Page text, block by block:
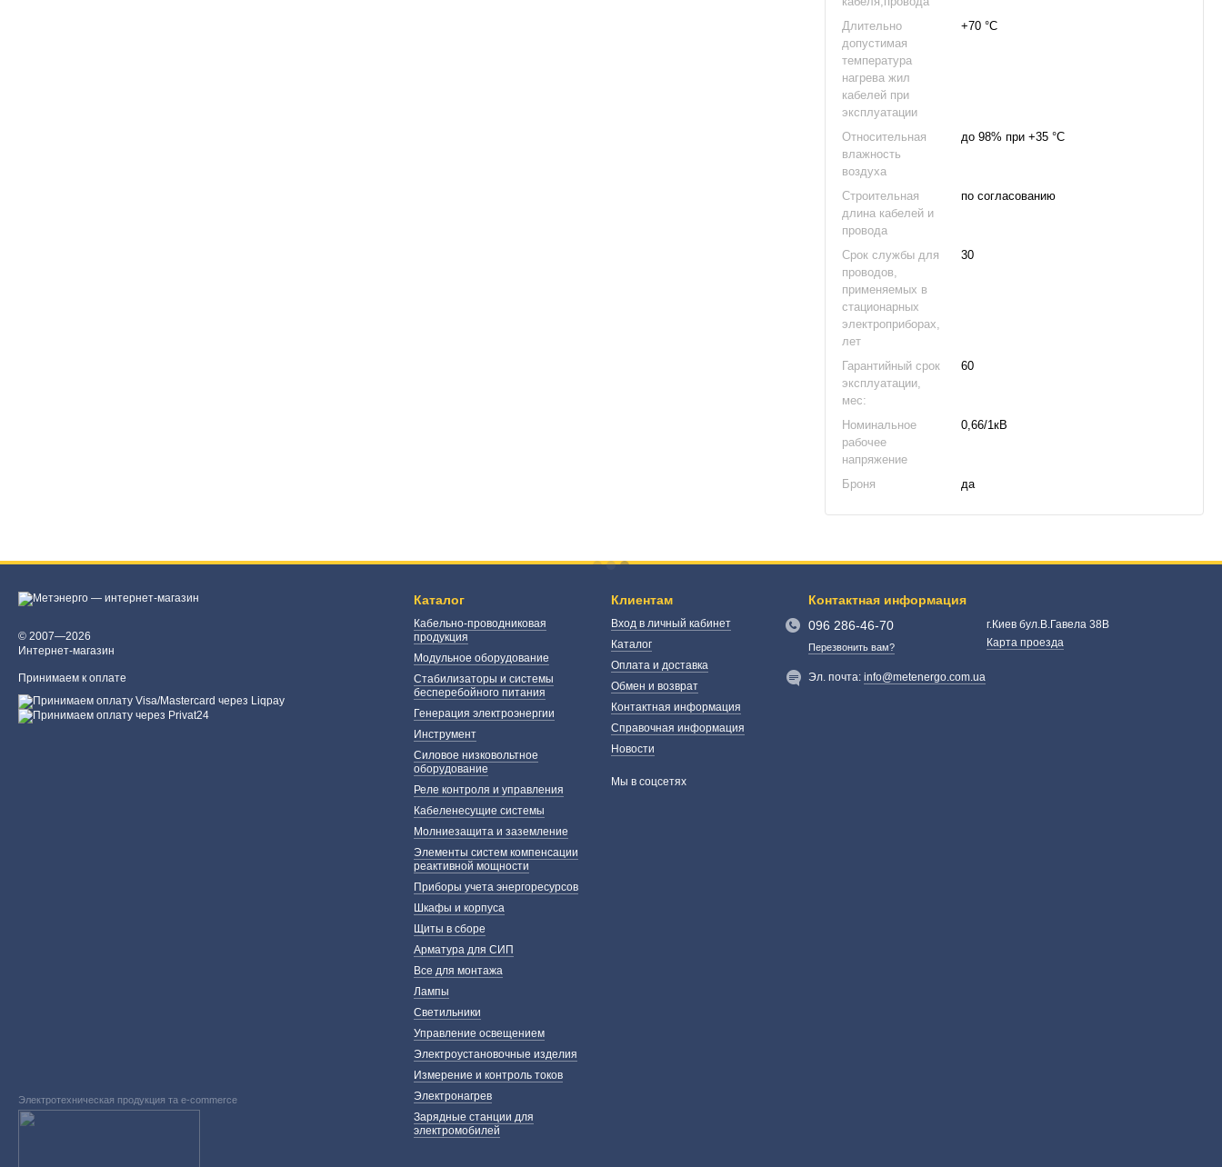
Длительно
допустимая
температура
нагрева жил
кабелей при
эксплуатации
+70 °С
Относительная
влажность
воздуха
до 98% при +35 °С
Строительная
длина кабелей и
провода
по согласованию
Срок службы для
проводов,
применяемых в
стационарных
электроприборах,
лет
30
Гарантийный срок
эксплуатации,
мес:
60
Номинальное
рабочее
напряжение
0,66/1кВ
Броня да
© 2007—2026
Интернет-магазин
Принимаем к оплате
Каталог
Кабельно-проводниковая
продукция
Модульное оборудование
Стабилизаторы и системы
бесперебойного питания
Генерация электроэнергии
Инструмент
Силовое низковольтное
оборудование
Реле контроля и управления
Кабеленесущие системы
Молниезащита и заземление
Элементы систем компенсации
реактивной мощности
Приборы учета энергоресурсов
Шкафы и корпуса
Щиты в сборе
Арматура для СИП
Все для монтажа
Лампы
Светильники
Управление освещением
Электроустановочные изделия
Измерение и контроль токов
Электронагрев
Зарядные станции для
электромобилей
Клиентам
Вход в личный кабинет
Каталог
Оплата и доставка
Обмен и возврат
Контактная информация
Справочная информация
Новости
Мы в соцсетях
Контактная информация
096 286-46-70
Перезвонить вам?
г.Киев бул.В.Гавела 38В
Карта проезда
Эл. почта:info@metenergo.com.ua
Электротехническая продукция та e-commerce